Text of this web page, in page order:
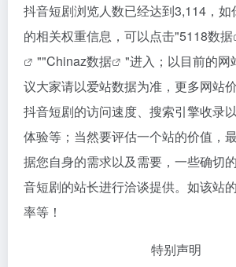
抖音短剧浏览人数已经达到3,114，
的相关权重信息，可以点击"5118数据
""Chinaz数据
"进入；以目前的网
议大家请以爱站数据为准，更多网站
抖音短剧的访问速度、搜索引擎收录
体验等；当然要评估一个站的价值，
据您自身的需求以及需要，一些确切
音短剧的站长进行洽谈提供。如该站
率等！
特别声明